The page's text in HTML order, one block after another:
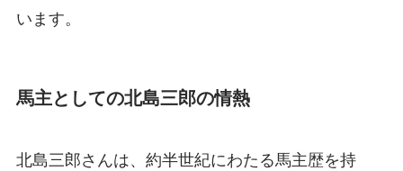
います。
馬主としての北島三郎の情熱
北島三郎さんは、約半世紀にわたる馬主歴を持